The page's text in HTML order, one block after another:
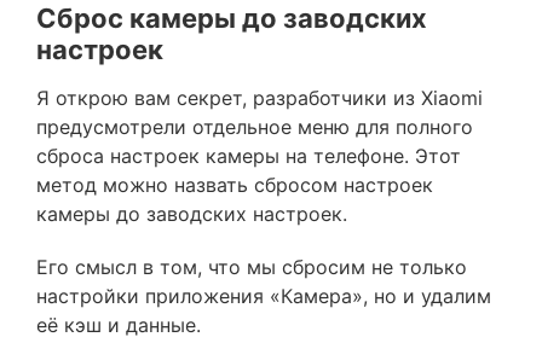
Сброс камеры до заводских
настроек
Я открою вам секрет, разработчики из Xiaomi
предусмотрели отдельное меню для полного
сброса настроек камеры на телефоне. Этот
метод можно назвать сбросом настроек
камеры до заводских настроек.
Его смысл в том, что мы сбросим не только
настройки приложения «Камера», но и удалим
её кэш и данные.